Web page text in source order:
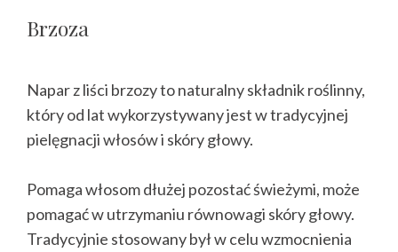
Brzoza
Napar z liści brzozy to naturalny składnik roślinny,
który od lat wykorzystywany jest w tradycyjnej
pielęgnacji włosów i skóry głowy.
Pomaga włosom dłużej pozostać świeżymi, może
pomagać w utrzymaniu równowagi skóry głowy.
Tradycyjnie stosowany był w celu wzmocnienia